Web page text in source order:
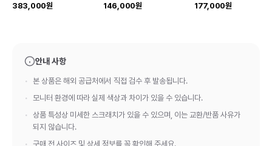
383,000원 146,000원 177,000원
안내 사항
본 상품은 해외 공급처에서 직접 검수 후 발송됩니다.
모니터 환경에 따라 실제 색상과 차이가 있을 수 있습니다.
상품 특성상 미세한 스크래치가 있을 수 있으며, 이는 교환/반품 사유가
되지 않습니다.
구매 전 사이즈 및 상세 정보를 꼭 확인해 주세요.